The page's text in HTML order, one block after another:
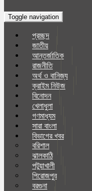
Toggle navigation
প্রচ্ছদ
জাতীয়
আন্তর্জাতিক
রাজনীতি
অর্থ ও বানিজ্য
ক্রাইম নিউজ
বিনোদন
খেলাধুলা
গণমাধ্যম
সারা বাংলা
বিভাগের খবর
বরিশাল
ঝালকাঠি
পটুয়াখালী
পিরোজপুর
বরগুনা